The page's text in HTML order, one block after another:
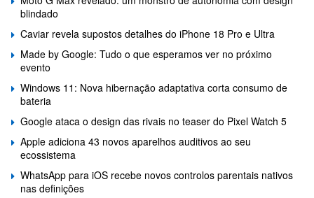
blindado
Caviar revela supostos detalhes do iPhone 18 Pro e Ultra
Made by Google: Tudo o que esperamos ver no próximo
evento
Windows 11: Nova hibernação adaptativa corta consumo de
bateria
Google ataca o design das rivais no teaser do Pixel Watch 5
Apple adiciona 43 novos aparelhos auditivos ao seu
ecossistema
WhatsApp para iOS recebe novos controlos parentais nativos
nas definições